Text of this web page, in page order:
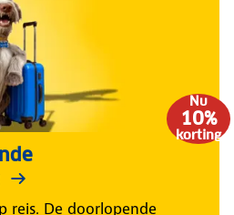
Nu
10%
korting
reis. De doorlopende